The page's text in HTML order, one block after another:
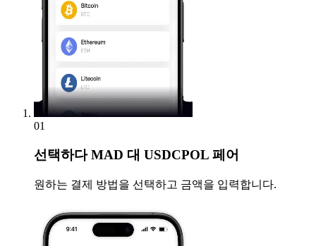
01
선택하다MAD 대 USDCPOL 페어
원하는 결제 방법을 선택하고 금액을 입력합니다.